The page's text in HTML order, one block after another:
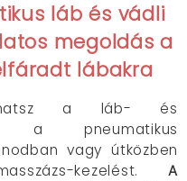
láb és vádli
megoldás a
lábakra
a láb- és
a pneumatikus
vagy útközben
kezelést.A